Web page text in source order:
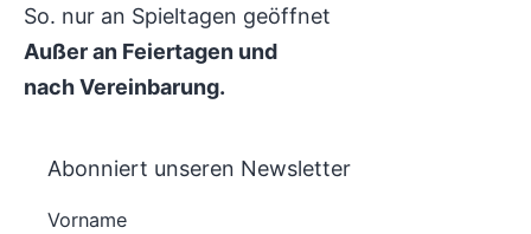
So. nur an Spieltagen geöffnet
Außer an Feiertagen und
nach Vereinbarung.
Abonniert unseren Newsletter
Vorname